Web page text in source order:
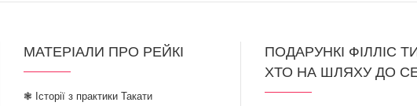
МАТЕРІАЛИ ПРО РЕЙКІ
❃ Історії з практики Такати
ПОДАРУНКІ ФІЛЛІС
ХТО НА ШЛЯХУ ДО